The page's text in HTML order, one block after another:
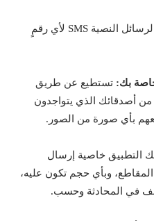
يوفر التطبيق أيضاً إمكانية إرسال الرسائل النصية SMS لأي رقمٍ
تستطيع عن طريق
أصدقائك الذي يتواجدون
بأي صورة من الصور.
التطبيق خاصية إرسال
وبأي حجم تكون عليه،
في المحادثة وحسب.